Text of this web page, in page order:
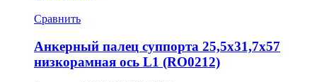
Сравнить
Анкерный палец суппорта 25,5х31,7х57
низкорамная ось L1 (RO0212)